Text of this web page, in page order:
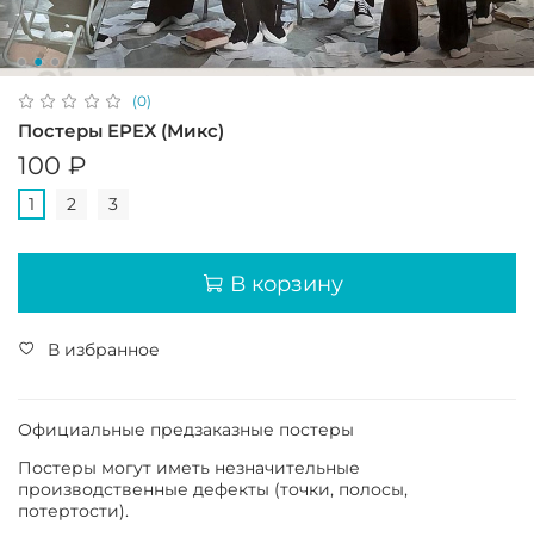
(0)
Постеры EPEX (Микс)
100 ₽
1 2 3
В корзину
В избранное
Официальные предзаказные постеры
Постеры могут иметь незначительные
производственные дефекты (точки, полосы,
потертости).